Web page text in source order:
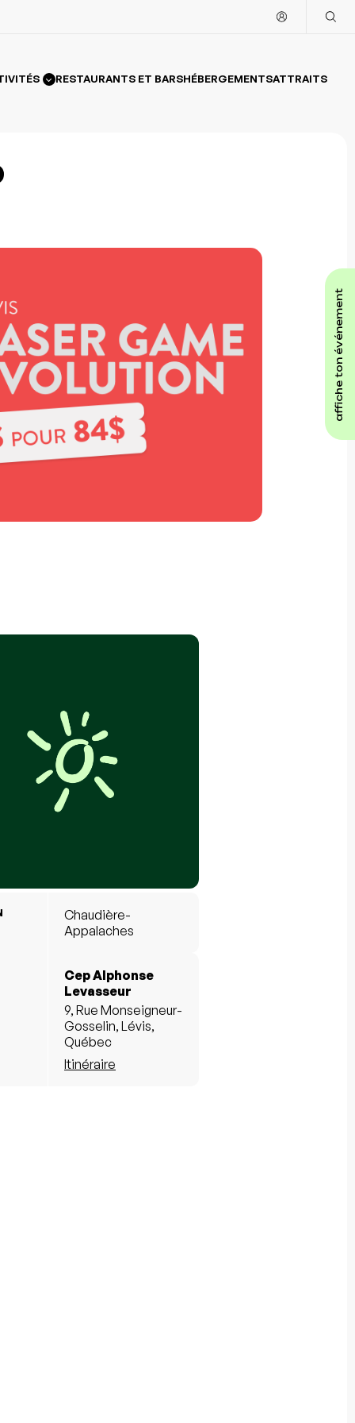
RESTAURANTS ET BARSHÉBERGEMENTSATTRAITS
affiche ton événement
Chaudière-
Appalaches
Cep Alphonse
Levasseur
9, Rue Monseigneur-
Gosselin, Lévis,
Québec
Itinéraire